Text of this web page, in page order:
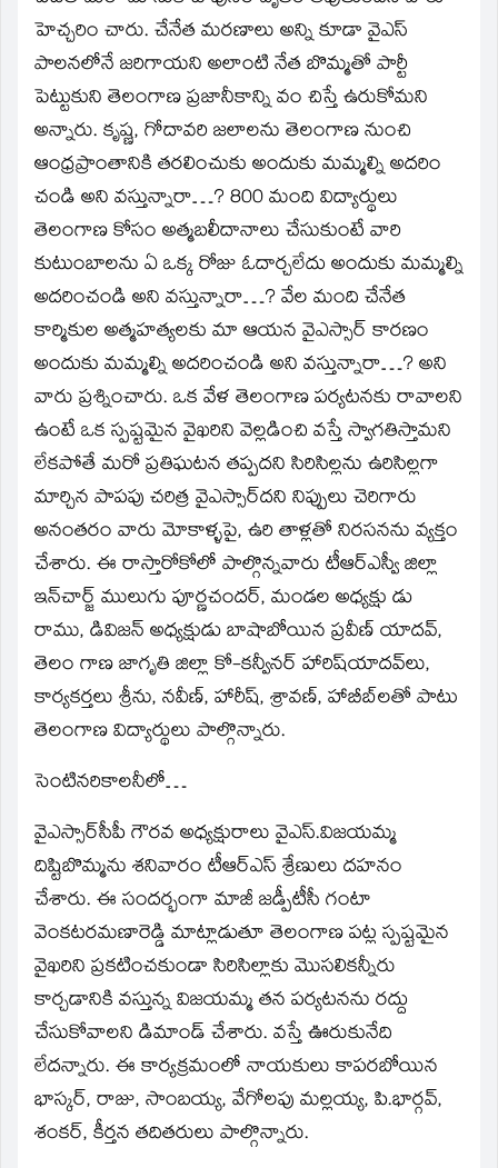
హెచ్చరిం చారు. చేనేత మరణాలు అన్ని కూడా వైఎస్‌
పాలనలోనే జరిగాయని అలాంటి నేత బొమ్మతో పార్టీ
పెట్టుకుని తెలంగాణ ప్రజానీకాన్ని వం చిస్తే ఉరుకోమని
అన్నారు. కృష్ణ, గోదావరి జలాలను తెలంగాణ నుంచి
ఆంధ్రప్రాంతానికి తరలించుకు అందుకు మమ్మల్ని అదరిం
చండి అని వస్తున్నారా…? 800 మంది విద్యార్థులు
తెలంగాణ కోసం అత్మబలీదానాలు చేసుకుంటే వారి
కుటుంబాలను ఏ ఒక్క రోజు ఓదార్చలేదు అందుకు మమ్మల్ని
అదరించండి అని వస్తున్నారా…? వేల మంది చేనేత
కార్మికుల అత్మహత్యలకు మా ఆయన వైఎస్సార్‌ కారణం
అందుకు మమ్మల్ని అదరించండి అని వస్తున్నారా…? అని
వారు ప్రశ్నించారు. ఒక వేళ తెలంగాణ పర్యటనకు రావాలని
ఉంటే ఒక స్పష్టమైన వైఖరిని వెల్లడించి వస్తే స్వాగతిస్తామని
లేకపోతే మరో ప్రతిఘటన తప్పదని సిరిసిల్లను ఉరిసిల్లగా
మార్చిన పాపపు చరిత్ర వైఎస్సార్‌దని నిప్పులు చెరిగారు
అనంతరం వారు మోకాళ్ళపై, ఉరి తాళ్లతో నిరసనను వ్యక్తం
చేశారు. ఈ రాస్తారోకోలో పాల్గొన్నవారు టీఆర్‌ఎస్వీ జిల్లా
ఇన్‌చార్జ్‌ ములుగు పూర్ణచందర్‌, మండల అధ్యక్షు డు
రాము, డివిజన్‌ అధ్యక్షుడు బాషాబోయిన ప్రవీణ్‌ యాదవ్‌,
తెలం గాణ జాగృతి జిల్లా కో-కన్వీనర్‌ హారిష్‌యాదవ్‌లు,
కార్యకర్తలు శ్రీను, నవీణ్‌, హారీష్‌, శ్రావణ్‌, హాబీబ్‌లతో పాటు
తెలంగాణ విద్యార్థులు పాల్గొన్నారు.
సెంటినరికాలనీలో…
వైఎస్సార్‌సీపీ గౌరవ అధ్యక్షురాలు వైఎస్‌.విజయమ్మ
దిష్టిబొమ్మను శనివారం టీఆర్‌ఎస్‌ శ్రేణులు దహనం
చేశారు. ఈ సందర్భంగా మాజీ జడ్పీటీసీ గంటా
వెంకటరమణారెడ్డి మాట్లాడుతూ తెలంగాణ పట్ల స్పష్టమైన
వైఖరిని ప్రకటించకుండా సిరిసిల్లాకు మొసలికన్నీరు
కార్చడానికి వస్తున్న విజయమ్మ తన పర్యటనను రద్దు
చేసుకోవాలని డిమాండ్‌ చేశారు. వస్తే ఊరుకునేది
లేదన్నారు. ఈ కార్యక్రమంలో నాయకులు కాపరబోయిన
భాస్కర్‌, రాజు, సాంబయ్య, వేగోలపు మల్లయ్య, పి.భార్గవ్‌,
శంకర్‌, కీర్తన తదితరులు పాల్గొన్నారు.